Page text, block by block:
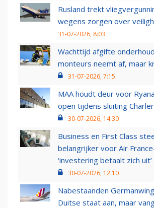
Rusland trekt
wegens zorgen over
31-07-2026, 8:03
Wachttijd afgifte
monteurs neemt af, maar
31-07-2026, 7:15
MAA houdt deur voor
open tijdens sluiting
30-07-2026, 14:30
Business en First Class
belangrijker voor Air
‘investering betaalt zich uit’
30-07-2026, 12:10
Nabestaanden
Duitse staat aan, maar